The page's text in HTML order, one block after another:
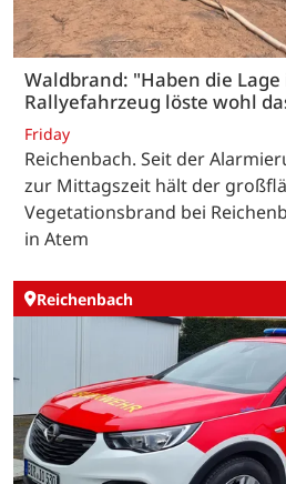
Waldbrand: "Haben die
Rallyefahrzeug löste wohl
Friday
Reichenbach. Seit der
zur Mittagszeit hält der
Vegetationsbrand bei
in Atem
Reichenbach